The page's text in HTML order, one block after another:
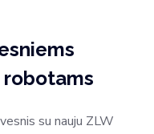
su nauju ZLW